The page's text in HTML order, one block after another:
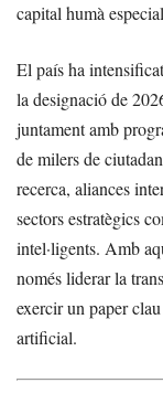
capital humà
El país ha
la designació de
juntament amb
de milers de
recerca, aliances
sectors estratègics
intel·ligents. Amb
només liderar la
exercir un paper
artificial.